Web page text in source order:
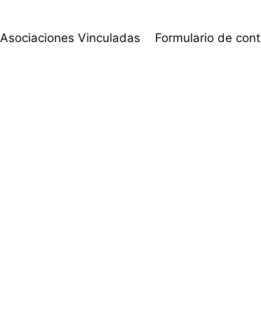
Asociaciones Vinculadas Formulario de